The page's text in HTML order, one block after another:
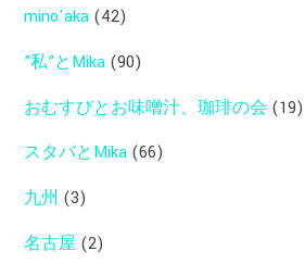
mino'aka (42)
”私”とMika (90)
おむすびとお味噌汁、珈琲の会 (19)
スタバとMika (66)
九州 (3)
名古屋 (2)